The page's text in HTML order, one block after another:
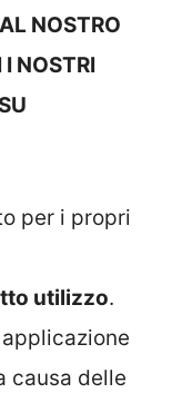
NOSTRO
NOSTRI
per i propri
utilizzo.
causa delle